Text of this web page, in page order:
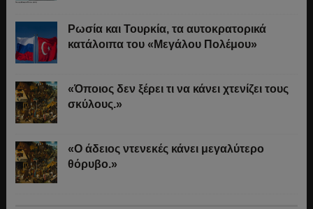
Ρωσία και Τουρκία, τα αυτοκρατορικά
κατάλοιπα του «Μεγάλου Πολέμου»
«Όποιος δεν ξέρει τι να κάνει χτενίζει τους
σκύλους.»
«Ο άδειος ντενεκές κάνει μεγαλύτερο
θόρυβο.»